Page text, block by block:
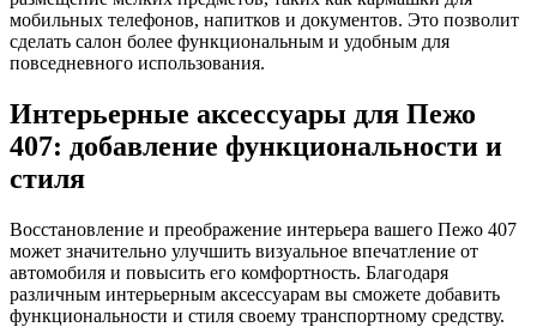
мобильных телефонов, напитков и документов. Это позволит
сделать салон более функциональным и удобным для
повседневного использования.
Интерьерные аксессуары для Пежо
407: добавление функциональности и
стиля
Восстановление и преображение интерьера вашего Пежо 407
может значительно улучшить визуальное впечатление от
автомобиля и повысить его комфортность. Благодаря
различным интерьерным аксессуарам вы сможете добавить
функциональности и стиля своему транспортному средству.